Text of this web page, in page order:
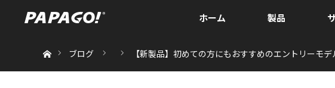
ホーム 製品
ブログ
【新製品】初めての方にもおすすめのエントリーモ